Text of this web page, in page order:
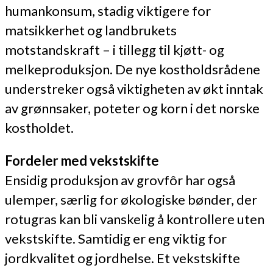
humankonsum, stadig viktigere for
matsikkerhet og landbrukets
motstandskraft – i tillegg til kjøtt- og
melkeproduksjon. De nye kostholdsrådene
understreker også viktigheten av økt inntak
av grønnsaker, poteter og korn i det norske
kostholdet.
Fordeler med vekstskifte
Ensidig produksjon av grovfôr har også
ulemper, særlig for økologiske bønder, der
rotugras kan bli vanskelig å kontrollere uten
vekstskifte. Samtidig er eng viktig for
jordkvalitet og jordhelse. Et vekstskifte